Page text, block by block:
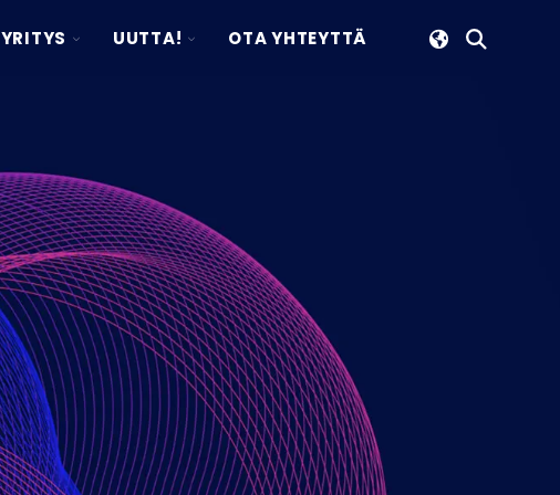
YRITYS TOGGLEUUTTA! TOGGLEOTA YHTEYTTÄ
Avaa